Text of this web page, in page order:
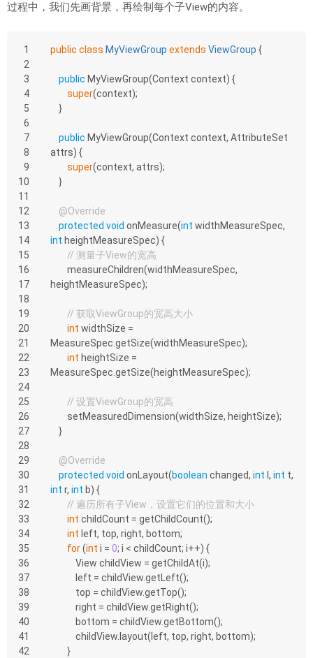
过程中，我们先画背景，再绘制每个子View的内容。
1
2
3
4
5
6
7
8
9
10
11
12
13
14
15
16
17
18
19
20
21
22
23
24
25
26
27
28
29
30
31
32
33
34
35
36
37
38
39
40
41
42
public class MyViewGroup extends ViewGroup {
public MyViewGroup(Context context) {
super(context);
    }
public MyViewGroup(Context context, AttributeSet
attrs) {
super(context, attrs);
    }
@Override
protected void onMeasure(int
int heightMeasureSpec) {
// 测量子View的宽高
heightMeasureSpec);
// 获取ViewGroup的宽高大小
int widthSize =
MeasureSpec.getSize(widthMeasureSpec);
int heightSize =
MeasureSpec.getSize(heightMeasureSpec);
// 设置ViewGroup的宽高
        setMeasuredDimension(widthSize, heightSize);
    }
@Override
protected void onLayout(boolean changed, int l, int
int r, int b) {
// 遍历所有子View，设置它们的位置和大小
int childCount = getChildCount();
int left, top, right, bottom;
for (int i = 0; i < childCount; i++) {
            View childView = getChildAt(i);
            left = childView.getLeft();
            top = childView.getTop();
            right = childView.getRight();
            bottom = childView.getBottom();
            childView.layout(left, top, right, bottom);
        }